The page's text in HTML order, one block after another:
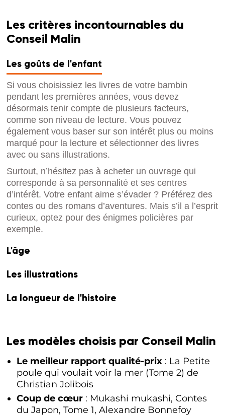
Les critères incontournables du
Conseil Malin
Les goûts de l'enfant
Si vous choisissiez les livres de votre bambin
pendant les premières années, vous devez
désormais tenir compte de plusieurs facteurs,
comme son niveau de lecture. Vous pouvez
également vous baser sur son intérêt plus ou moins
marqué pour la lecture et sélectionner des livres
avec ou sans illustrations.
Surtout, n’hésitez pas à acheter un ouvrage qui
corresponde à sa personnalité et ses centres
d’intérêt. Votre enfant aime s’évader ? Préférez des
contes ou des romans d’aventures. Mais s’il a l’esprit
curieux, optez pour des énigmes policières par
exemple.
L'âge
Les illustrations
La longueur de l'histoire
Les modèles choisis par Conseil Malin
Le meilleur rapport qualité-prix : La Petite
poule qui voulait voir la mer (Tome 2) de
Christian Jolibois
Coup de cœur : Mukashi mukashi, Contes
du Japon, Tome 1, Alexandre Bonnefoy